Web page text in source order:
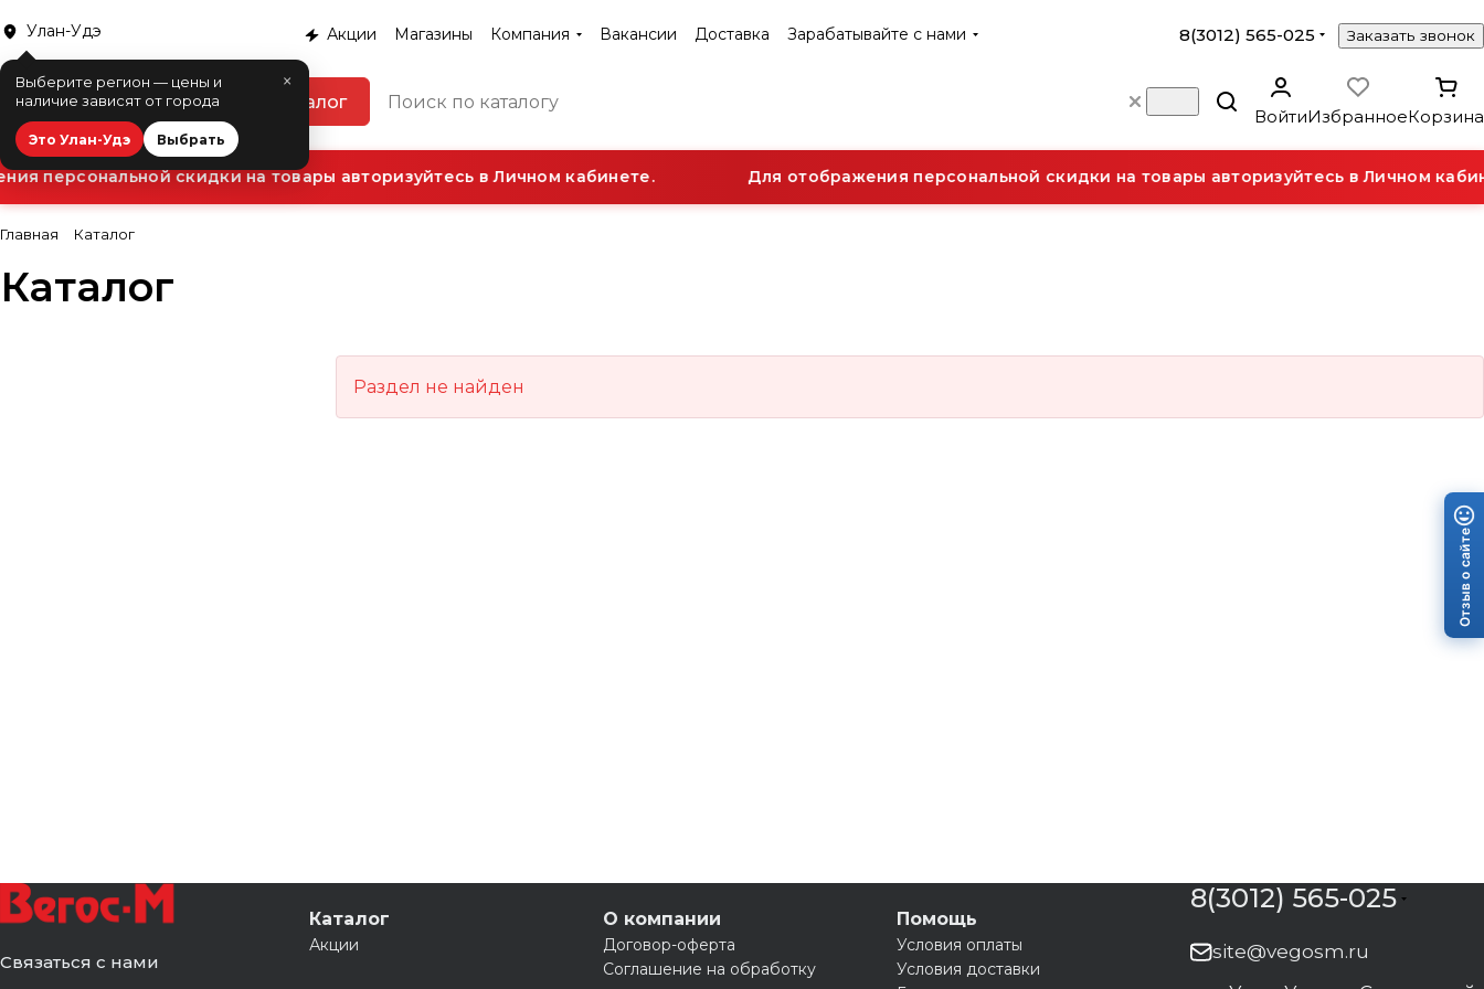
Улан-Удэ
×
Выберите регион — цены и
наличие зависят от города
Это Улан-Удэ Выбрать
Акции Магазины Компания Вакансии Доставка Зарабатывайте с нами 8(3012) 565-025 Заказать звонок
Каталог
ВойтиИзбранноеКорзина
персональной скидки на товары авторизуйтесь в Личном кабинете. Для отображения персональной скидки на товары авторизуйтесь в Личном
Главная Каталог
Каталог
Раздел не найден
Связаться с нами
Каталог
Акции
О компании
Договор-оферта
Соглашение на обработку
Помощь
Условия оплаты
Условия доставки
8(3012) 565-025
site@vegosm.ru
Отзыв о сайте